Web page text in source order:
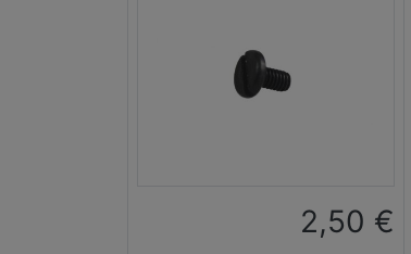
2,50 €